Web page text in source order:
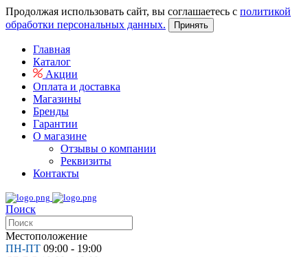
Продолжая использовать сайт, вы соглашаетесь с политикой
обработки персональных данных.
Принять
Главная
Каталог
Акции
Оплата и доставка
Магазины
Бренды
Гарантии
О магазине
Отзывы о компании
Реквизиты
Контакты
Поиск
Местоположение
ПН-ПТ 09:00 - 19:00